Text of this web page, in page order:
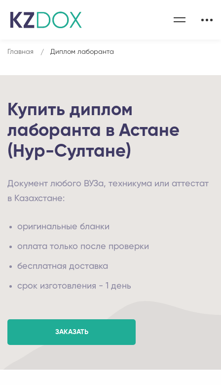
Главная Диплом лаборанта
Купить диплом
лаборанта в Астане
(Нур-Султане)
Документ любого ВУЗа, техникума или аттестат
в Казахстане:
оригинальные бланки
оплата только после проверки
бесплатная доставка
срок изготовления - 1 день
ЗАКАЗАТЬ